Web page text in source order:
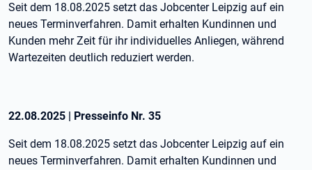
Seit dem 18.08.2025 setzt das Jobcenter Leipzig auf ein
neues Terminverfahren. Damit erhalten Kundinnen und
Kunden mehr Zeit für ihr individuelles Anliegen, während
Wartezeiten deutlich reduziert werden.
22.08.2025 | Presseinfo Nr. 35
Seit dem 18.08.2025 setzt das Jobcenter Leipzig auf ein
neues Terminverfahren. Damit erhalten Kundinnen und